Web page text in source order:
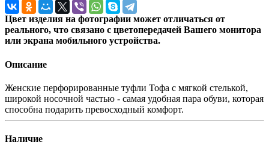
Цвет изделия на фотографии может отличаться от
реального, что связано с цветопередачей Вашего монитора
или экрана мобильного устройства.
Описание
Женские перфорированные туфли Тофа с мягкой стелькой,
широкой носочной частью - самая удобная пара обуви, которая
способна подарить превосходный комфорт.
Наличие